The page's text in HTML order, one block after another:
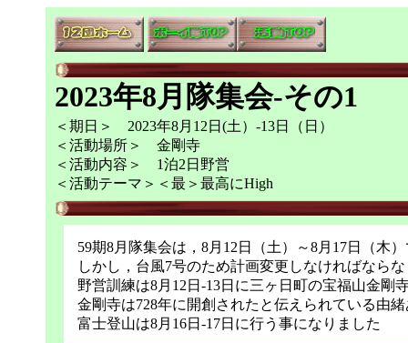
2023年8月隊集会-その1
＜期日＞ 2023年8月12日(土）-13日（日）
＜活動場所＞ 金剛寺
＜活動内容＞ 1泊2日野営
＜活動テーマ＞＜最＞最高にHigh
59期8月隊集会は，8月12日（土）～8月17日（木
しかし，台風7号のため計画変更しなければなら
野営訓練は8月12日-13日に三ヶ日町の宝福山金剛
金剛寺は728年に開創されたと伝えられている由
富士登山は8月16日-17日に行う事になりました